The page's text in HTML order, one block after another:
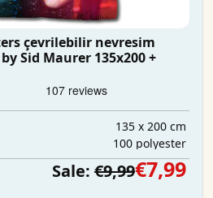
çevrilebilir nevresim
Sid Maurer 135x200 +
135 x 200 cm
100 polyester
Sale: €9,99€7,99